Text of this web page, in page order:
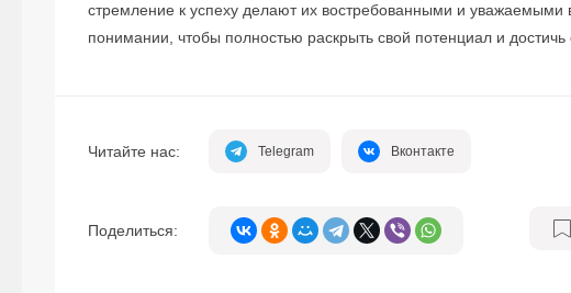
стремление к успеху делают их востребованными и
понимании, чтобы полностью раскрыть свой потенциал и достичь
Читайте нас: Telegram Вконтакте
Поделиться: